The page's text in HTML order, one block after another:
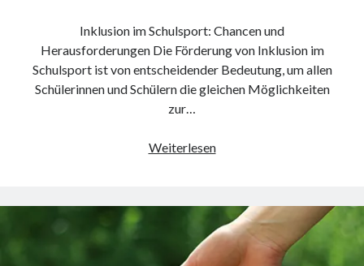
Inklusion im Schulsport: Chancen und
Herausforderungen Die Förderung von Inklusion im
Schulsport ist von entscheidender Bedeutung, um allen
Schülerinnen und Schülern die gleichen Möglichkeiten
zur…
WeiterlesenChancen
der
Inklusion
im